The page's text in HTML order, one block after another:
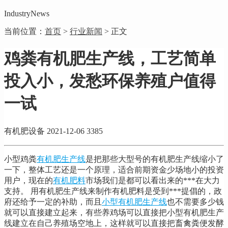
IndustryNews
当前位置： 首页 > 行业新闻 > 正文
鸡粪有机肥生产线，工艺简单
投入小，发愁环保养殖户值得
一试
有机肥设备 2021-12-06 3385
小型鸡粪有机肥生产线是把那些大型号的有机肥生产线缩小了
一下，整体工艺还是一个原理，适合前期资金少场地小的投资
用户，现在的有机肥料市场我们是都可以看出来的***在大力
支持。 用有机肥生产线来制作有机肥料是受到***提倡的，政
府还给予一定的补助，而且 小型有机肥生产线也不需要多少钱
就可以直接建立起来，有些养鸡场可以直接把小型有机肥生产
线建立在自己养殖场空地上，这样就可以直接把畜禽粪便发酵